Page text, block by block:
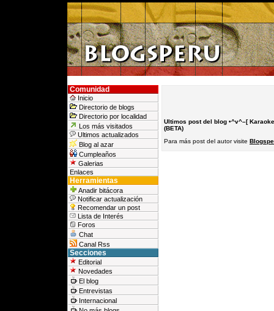
Comunidad
Inicio
Directorio de blogs
Directorio por localidad
Los más visitados
Ultimos actualizados
Blog al azar
Cumpleaños
Galerias
Enlaces
Herramientas
Anadir bitácora
Notificar actualización
Recomendar un post
Lista de Interés
Foros
Chat
Canal Rss
Secciones
Editorial
Novedades
El blog
Entrevistas
Internacional
Ultimos post del blog •^v^–[
(BETA)
Para más post del autor visite